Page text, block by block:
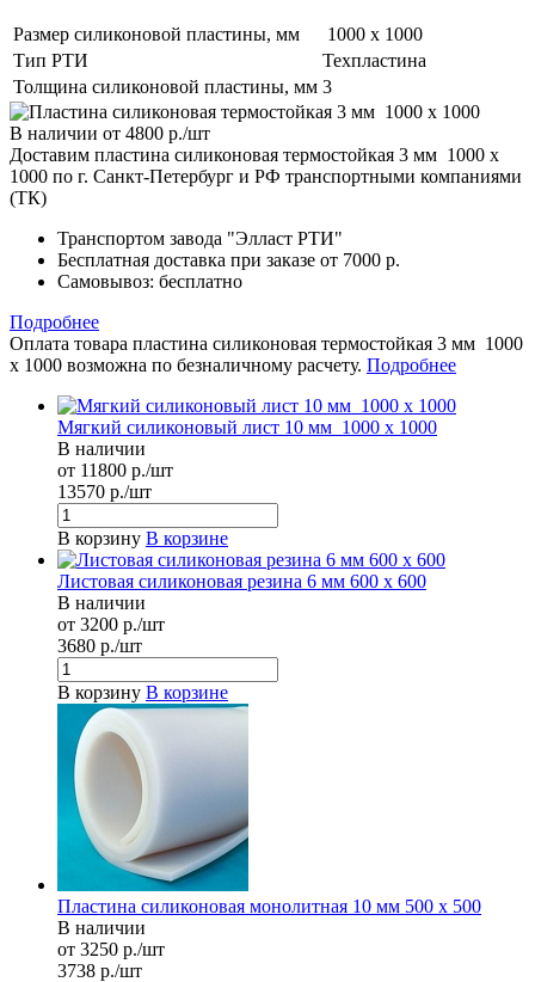
Размер силиконовой пластины, мм
1000 х 1000
Тип РТИ
Техпластина
Толщина силиконовой пластины, мм 3
В наличии от 4800 р./шт
Доставим пластина силиконовая термостойкая 3 мм 1000 х
1000 по г. Санкт-Петербург и РФ транспортными компаниями
(ТК)
Транспортом завода "Элласт РТИ"
Бесплатная доставка при заказе от 7000 р.
Самовывоз: бесплатно
Подробнее
Оплата товара пластина силиконовая термостойкая 3 мм 1000
х 1000 возможна по безналичному расчету. Подробнее
Мягкий силиконовый лист 10 мм 1000 х 1000
В наличии
от 11800 р./шт
13570 р./шт
В корзину В корзине
Листовая силиконовая резина 6 мм 600 х 600
В наличии
от 3200 р./шт
3680 р./шт
В корзину В корзине
Пластина силиконовая монолитная 10 мм 500 х 500
В наличии
от 3250 р./шт
3738 р./шт